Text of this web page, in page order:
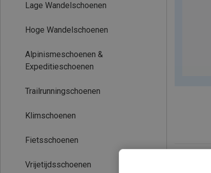
Lage Wandelschoenen
Hoge Wandelschoenen
Alpinismeschoenen &
Expeditieschoenen
Trailrunningschoenen
Klimschoenen
Fietsschoenen
Vrijetijdsschoenen